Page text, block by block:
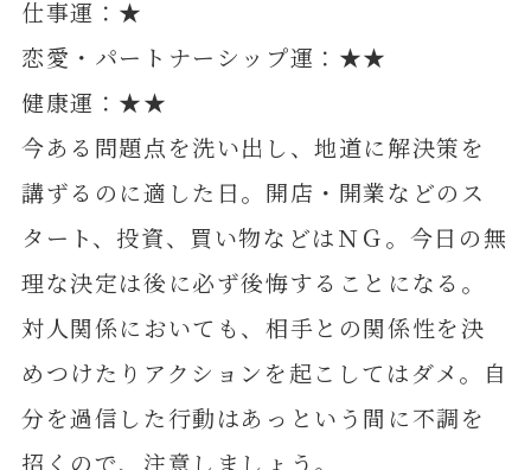
仕事運：★
恋愛・パートナーシップ運：★★
健康運：★★
今ある問題点を洗い出し、地道に解決策を
講ずるのに適した日。開店・開業などのス
タート、投資、買い物などはＮＧ。今日の無
理な決定は後に必ず後悔することになる。
対人関係においても、相手との関係性を決
めつけたりアクションを起こしてはダメ。自
分を過信した行動はあっという間に不調を
招くので、注意しましょう。